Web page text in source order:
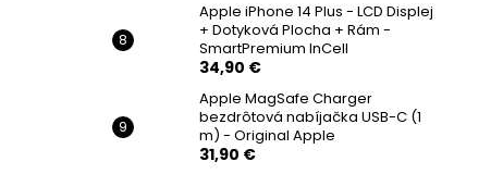
Apple iPhone 14 Plus - LCD Displej
+ Dotyková Plocha + Rám -
SmartPremium InCell
34,90 €
Apple MagSafe Charger
bezdrôtová nabíjačka USB-C (1
m) - Original Apple
31,90 €